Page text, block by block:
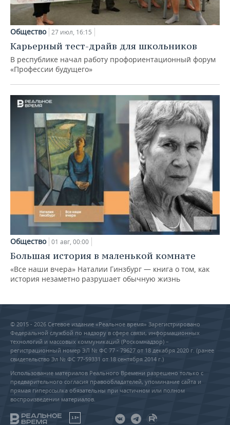
Общество 27 июл, 16:15
Карьерный тест-драйв для школьников
В республике начал работу профориентационный форум
«Профессии будущего»
Общество 01 авг, 00:00
Большая история в маленькой комнате
«Все наши вчера» Наталии Гинзбург — книга о том, как
история незаметно разрушает обычную жизнь
© 2015 - 2026 Сетевое издание «Реальное время» Зарегистрировано
Федеральной службой по надзору в сфере связи, информационных
технологий и массовых коммуникаций (Роскомнадзор) –
регистрационный номер ЭЛ № ФС 77 - 79627 от 18 декабря 2020 г. (ранее
свидетельство Эл № ФС 77-59331 от 18 сентября 2014 г.)
Использование материалов Реального Времени разрешено только с
предварительного согласия правообладателей, упоминание сайта и
прямая гиперссылка обязательны при частичном или полном
воспроизведении материалов.
18+